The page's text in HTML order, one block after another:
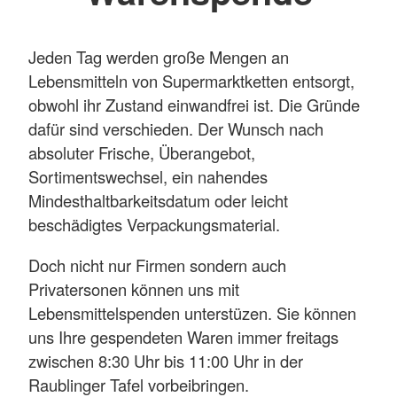
Jeden Tag werden große Mengen an
Lebensmitteln von Supermarktketten entsorgt,
obwohl ihr Zustand einwandfrei ist. Die Gründe
dafür sind verschieden. Der Wunsch nach
absoluter Frische, Überangebot,
Sortimentswechsel, ein nahendes
Mindesthaltbarkeitsdatum oder leicht
beschädigtes Verpackungsmaterial.
Doch nicht nur Firmen sondern auch
Privatersonen können uns mit
Lebensmittelspenden unterstüzen. Sie können
uns Ihre gespendeten Waren immer freitags
zwischen 8:30 Uhr bis 11:00 Uhr in der
Raublinger Tafel vorbeibringen.